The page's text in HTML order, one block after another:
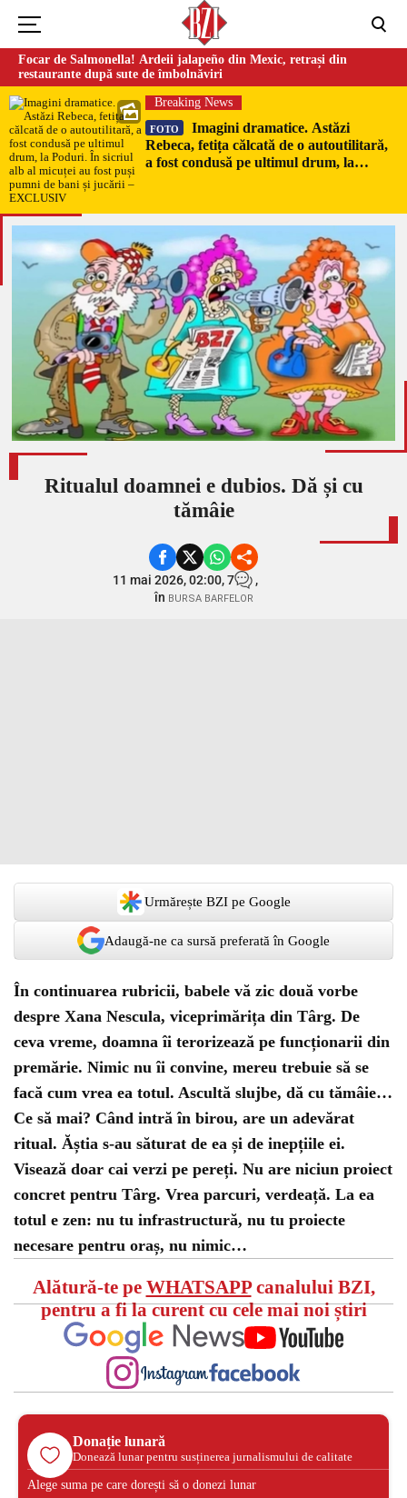
Focar de Salmonella! Ardeii jalapeño din Mexic, retrași din
restaurante după sute de îmbolnăviri
Breaking News
FOTO
Imagini dramatice. Astăzi
Rebeca, fetița călcată de o autoutilitară,
a fost condusă pe ultimul drum, la
EXCLUSIV
Ritualul doamnei e dubios. Dă și cu
tămâie
11 mai 2026, 02:00,7
,
în BURSA BARFELOR
Urmărește BZI pe Google
Adaugă-ne ca sursă preferată în Google
În continuarea rubricii, babele vă zic două vorbe
despre Xana Nescula, viceprimărița din Târg. De
ceva vreme, doamna îi terorizează pe funcționarii din
premărie. Nimic nu îi convine, mereu trebuie să se
facă cum vrea ea totul. Ascultă slujbe, dă cu tămâie…
Ce să mai? Când intră în birou, are un adevărat
ritual. Ăștia s-au săturat de ea și de inepțiile ei.
Visează doar cai verzi pe pereți. Nu are niciun proiect
concret pentru Târg. Vrea parcuri, verdeață. La ea
totul e zen: nu tu infrastructură, nu tu proiecte
necesare pentru oraș, nu nimic…
Alătură-te pe WHATSAPPcanalului BZI,
pentru a fi la curent cu cele mai noi știri
Donație lunară
Donează lunar pentru susținerea jurnalismului de calitate
Alege suma pe care dorești să o donezi lunar